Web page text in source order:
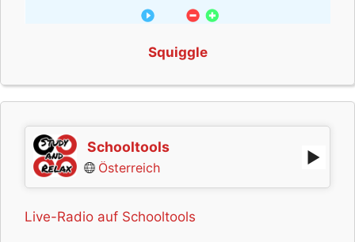
Squiggle
Schooltools
Österreich
Live-Radio auf Schooltools